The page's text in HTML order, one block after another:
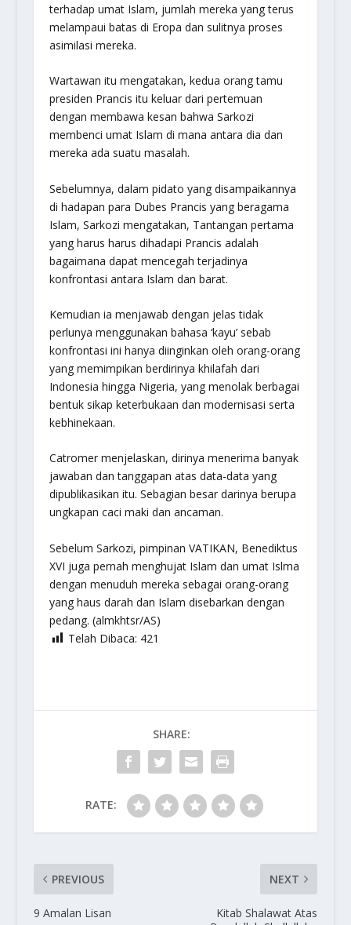
terhadap umat Islam, jumlah mereka yang terus
melampaui batas di Eropa dan sulitnya proses
asimilasi mereka.
Wartawan itu mengatakan, kedua orang tamu
presiden Prancis itu keluar dari pertemuan
dengan membawa kesan bahwa Sarkozi
membenci umat Islam di mana antara dia dan
mereka ada suatu masalah.
Sebelumnya, dalam pidato yang disampaikannya
di hadapan para Dubes Prancis yang beragama
Islam, Sarkozi mengatakan, Tantangan pertama
yang harus harus dihadapi Prancis adalah
bagaimana dapat mencegah terjadinya
konfrontasi antara Islam dan barat.
Kemudian ia menjawab dengan jelas tidak
perlunya menggunakan bahasa ‘kayu’ sebab
konfrontasi ini hanya diinginkan oleh orang-orang
yang memimpikan berdirinya khilafah dari
Indonesia hingga Nigeria, yang menolak berbagai
bentuk sikap keterbukaan dan modernisasi serta
kebhinekaan.
Catromer menjelaskan, dirinya menerima banyak
jawaban dan tanggapan atas data-data yang
dipublikasikan itu. Sebagian besar darinya berupa
ungkapan caci maki dan ancaman.
Sebelum Sarkozi, pimpinan VATIKAN, Benediktus
XVI juga pernah menghujat Islam dan umat Islma
dengan menuduh mereka sebagai orang-orang
yang haus darah dan Islam disebarkan dengan
pedang. (almkhtsr/AS)
Telah Dibaca: 421
SHARE:
RATE:
PREVIOUS
9 Amalan Lisan
NEXT
Kitab Shalawat Atas